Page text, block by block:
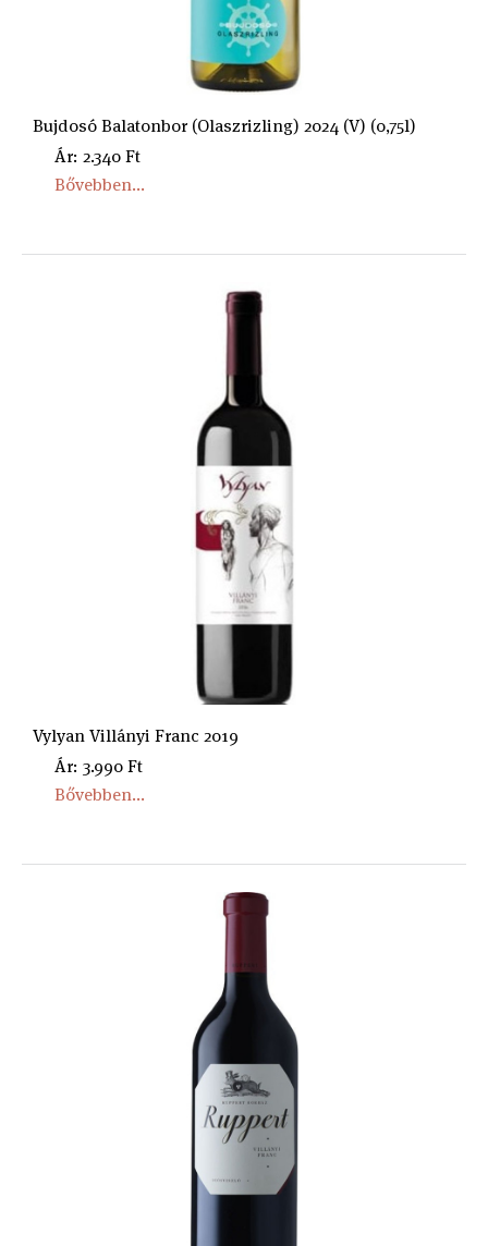
Bujdosó Balatonbor (Olaszrizling) 2024 (V) (0,75l)
Ár: 2.340 Ft
Bővebben...
Vylyan Villányi Franc 2019
Ár: 3.990 Ft
Bővebben...